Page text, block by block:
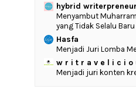
hybrid writerpreneur
Menyambut
yang Tidak Selalu Baru
Hasfa
Menjadi Juri Lomba
w r i t r a v e l i c i o
Menjadi juri konten